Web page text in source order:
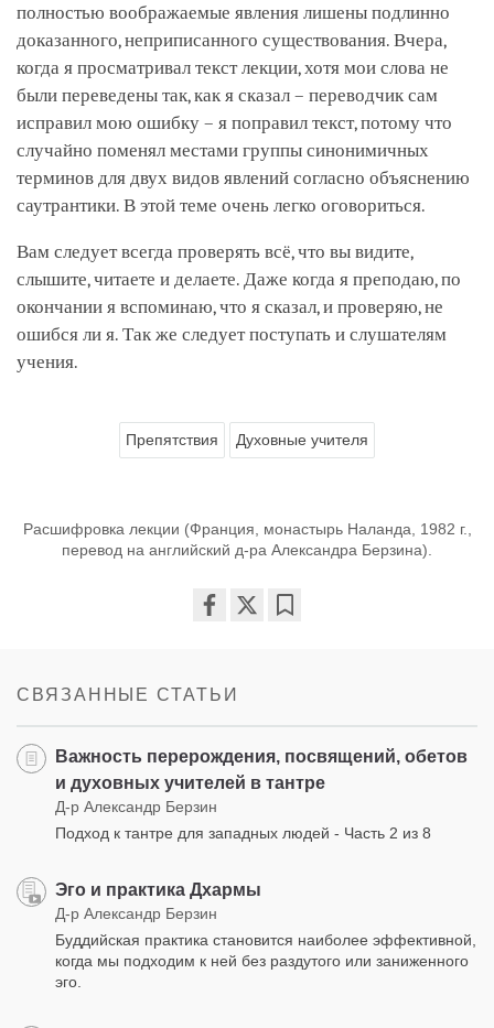
полностью воображаемые явления лишены подлинно
доказанного, неприписанного существования. Вчера,
когда я просматривал текст лекции, хотя мои слова не
были переведены так, как я сказал – переводчик сам
исправил мою ошибку – я поправил текст, потому что
случайно поменял местами группы синонимичных
терминов для двух видов явлений согласно объяснению
саутрантики. В этой теме очень легко оговориться.
Вам следует всегда проверять всё, что вы видите,
слышите, читаете и делаете. Даже когда я преподаю, по
окончании я вспоминаю, что я сказал, и проверяю, не
ошибся ли я. Так же следует поступать и слушателям
учения.
Препятствия Духовные учителя
Расшифровка лекции (Франция, монастырь Наланда, 1982 г.,
перевод на английский д-ра Александра Берзина).
СВЯЗАННЫЕ СТАТЬИ
Важность перерождения, посвящений, обетов
и духовных учителей в тантре
Д-р Александр Берзин
Подход к тантре для западных людей - Часть 2 из 8
Эго и практика Дхармы
Д-р Александр Берзин
Буддийская практика становится наиболее эффективной,
когда мы подходим к ней без раздутого или заниженного
эго.